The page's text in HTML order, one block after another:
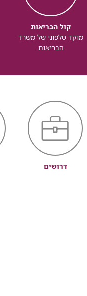
קול הבריאות
מוקד טלפוני של משרד
הבריאות
דרושים